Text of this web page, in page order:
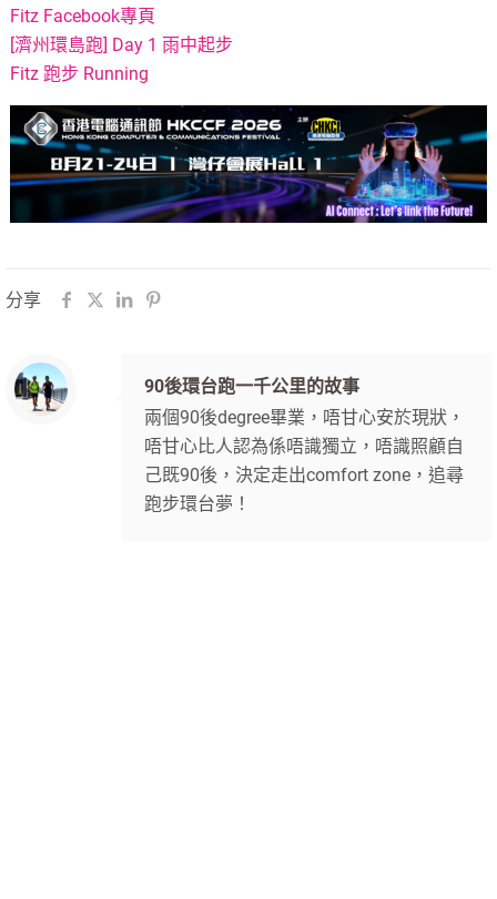
Fitz Facebook專頁
[濟州環島跑] Day 1 雨中起步
Fitz 跑步 Running
分享
90後環台跑一千公里的故事
兩個90後degree畢業，唔甘心安於現狀，
唔甘心比人認為係唔識獨立，唔識照顧自
己既90後，決定走出comfort zone，追尋
跑步環台夢！